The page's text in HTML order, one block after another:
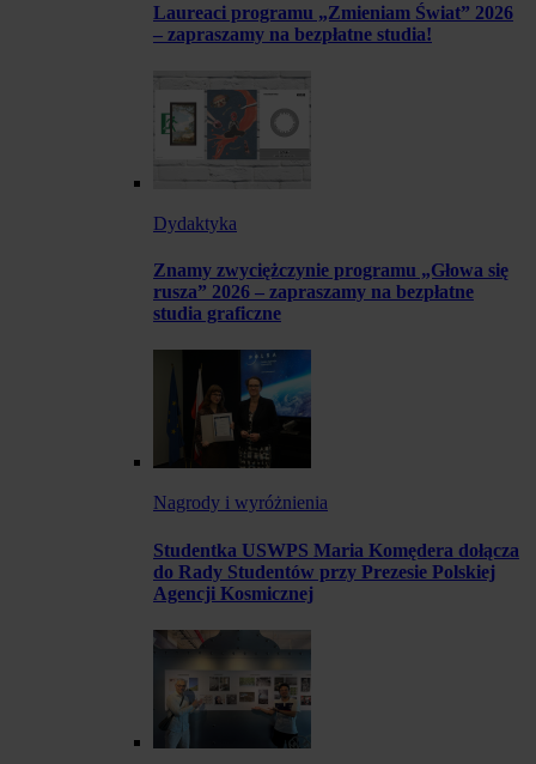
Laureaci programu „Zmieniam Świat” 2026
– zapraszamy na bezpłatne studia!
Dydaktyka
Znamy zwyciężczynie programu „Głowa się
rusza” 2026 – zapraszamy na bezpłatne
studia graficzne
Nagrody i wyróżnienia
Studentka USWPS Maria Komędera dołącza
do Rady Studentów przy Prezesie Polskiej
Agencji Kosmicznej